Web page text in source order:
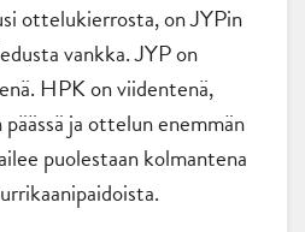
ottelukierrosta, on JYPin
vankka. JYP on
HPK on viidentenä,
ja ottelun enemmän
puolestaan kolmantena